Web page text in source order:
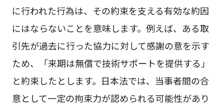
に行われた行為は、その約束を支える有効な約因
にはならないことを意味します。例えば、ある取
引先が過去に行った協力に対して感謝の意を示す
ため、「来期は無償で技術サポートを提供する」
と約束したとします。日本法では、当事者間の合
意として一定の拘束力が認められる可能性があり